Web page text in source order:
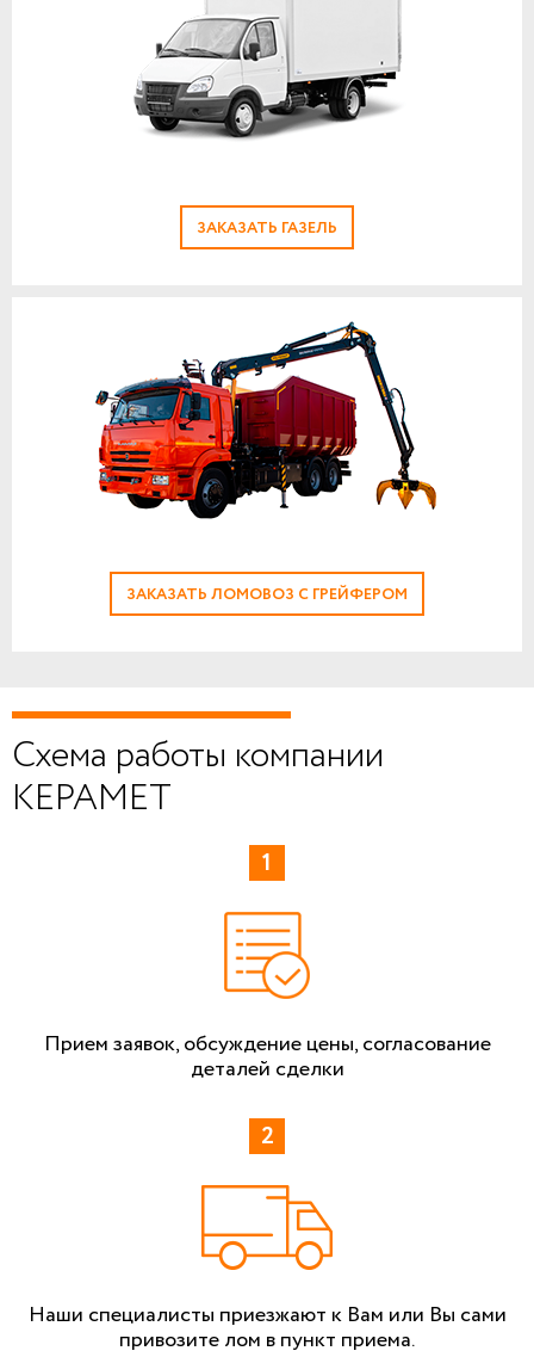
ЗАКАЗАТЬ ГАЗЕЛЬ
ЗАКАЗАТЬ ЛОМОВОЗ С ГРЕЙФЕРОМ
Схема работы компании
КЕРАМЕТ
Прием заявок, обсуждение цены, согласование
деталей сделки
Наши специалисты приезжают к Вам или Вы сами
привозите лом в пункт приема.